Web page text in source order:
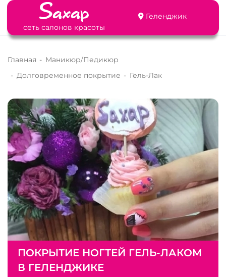
сеть салонов красоты
Геленджик
Главная - Маникюр/Педикюр
- Долговременное покрытие - Гель-Лак
ПОКРЫТИЕ НОГТЕЙ ГЕЛЬ-ЛАКОМ
В ГЕЛЕНДЖИКЕ